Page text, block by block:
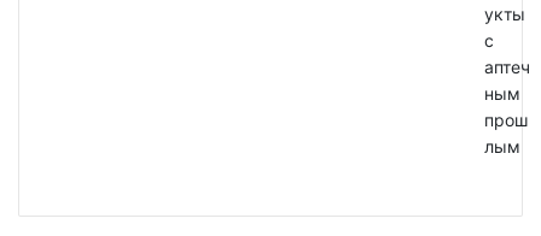
укты
с
аптеч
ным
прош
лым